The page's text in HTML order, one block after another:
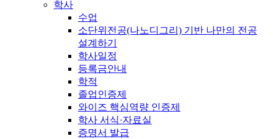
학사
수업
소단위전공(나노디그리) 기반 나만의 전공
설계하기
학사일정
등록금안내
학적
졸업인증제
와이즈 핵심역량 인증제
학사 서식·자료실
증명서 발급